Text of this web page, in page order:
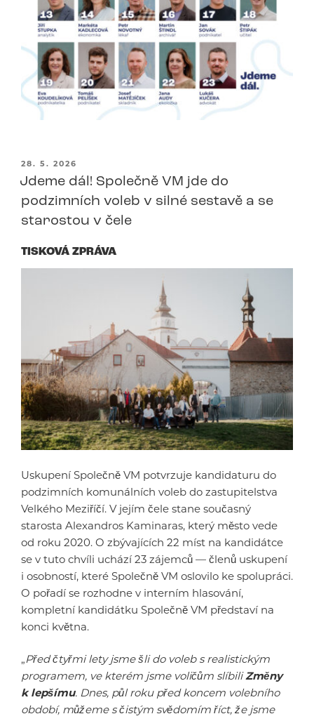
PUBLIKOVÁNO
28. 5. 2026
Jdeme dál! Společně VM jde do
podzimních voleb v silné sestavě a se
starostou v čele
TISKOVÁ ZPRÁVA
Uskupení Společně VM potvrzuje kandidaturu do
podzimních komunálních voleb do zastupitelstva
Velkého Meziříčí. V jejím čele stane současný
starosta Alexandros Kaminaras, který město vede
od roku 2020. O zbývajících 22 míst na kandidátce
se v tuto chvíli uchází 23 zájemců — členů uskupení
i osobností, které Společně VM oslovilo ke spolupráci.
O pořadí se rozhodne v interním hlasování,
kompletní kandidátku Společně VM představí na
konci května.
„Před čtyřmi lety jsme šli do voleb s realistickým
programem, ve kterém jsme voličům slíbiliZměny
k lepšímu. Dnes, půl roku před koncem volebního
období, můžeme s čistým svědomím říct, že jsme